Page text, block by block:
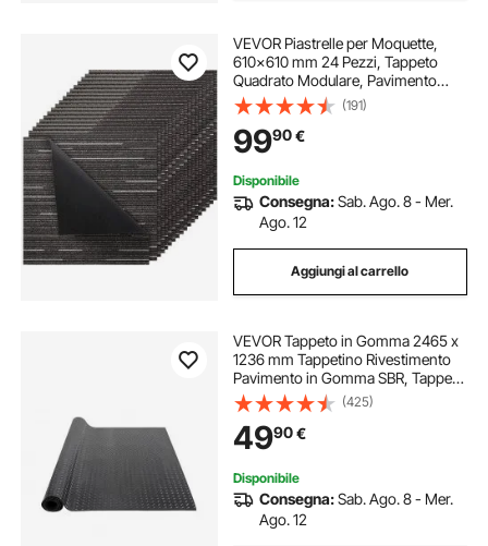
VEVOR Piastrelle per Moquette,
610x610 mm 24 Pezzi, Tappeto
Quadrato Modulare, Pavimento
Morbido Imbottito per Copertura
Senza Cuciture 8,9㎡, per
Soggiorno Camera da Letto Ufficio
Interno, Grigio
(191)
9990€
Disponibile
Consegna:Sab. Ago. 8 - Mer.
Ago. 12
Aggiungi al carrello
VEVOR Tappeto in Gomma 2465 x
1236 mm Tappetino Rivestimento
Pavimento in Gomma SBR, Tappeto
Borchiato Spessore 3 mm Tappeto
Diamantato a Strappo, Tappeto
Antiscivolo per Garage, Magazzini,
Palestra
(425)
4990€
Disponibile
Consegna:Sab. Ago. 8 - Mer.
Ago. 12